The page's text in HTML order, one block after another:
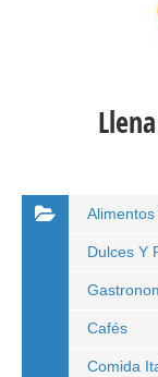
Dulces Y
Cafés
Comida